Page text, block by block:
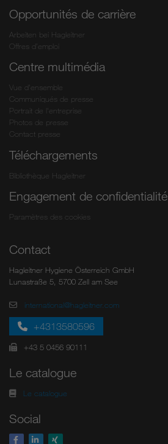
Opportunités de carrière
Arbeiten bei Hagleitner
Offres d’emploi
Centre multimédia
Vue d'ensemble
Communiqués de presse
Portrait de l'entreprise
Photos de presse
Contact presse
Téléchargements
Bibliothèque Hagleitner
Engagement de confidentialité
Paramètres des cookies
Contact
Hagleitner Hygiene Österreich GmbH
Lunastraße 5, 5700 Zell am See
international@hagleitner.com
+4313580596
+43 5 0456 90111
Le catalogue
Le catalogue
Social